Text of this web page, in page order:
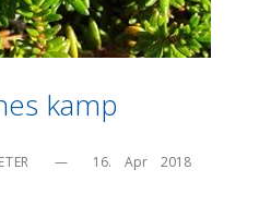
kamp
— 16.    Apr    2018